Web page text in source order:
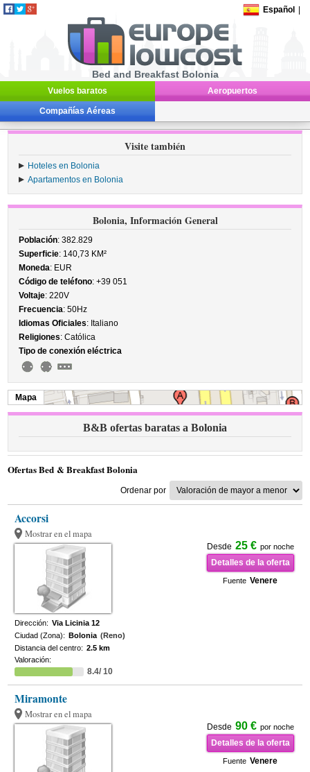
Español
Bed and Breakfast Bolonia
Vuelos baratos Aeropuertos
Compañías Aéreas
Visite también
Hoteles en Bolonia
Apartamentos en Bolonia
Bolonia, Información General
Población: 382.829
Superficie: 140,73 KM²
Moneda: EUR
Código de teléfono: +39 051
Voltaje: 220V
Frecuencia: 50Hz
Idiomas Oficiales: Italiano
Religiones: Católica
Tipo de conexión eléctrica
Mapa
B&B ofertas baratas a Bolonia
Ofertas Bed & Breakfast Bolonia
Ordenar por
Accorsi
Mostrar en el mapa
Desde 25 € por noche
Detalles de la oferta
Fuente Venere
Dirección: Via Licinia 12
Ciudad (Zona): Bolonia (Reno)
Distancia del centro: 2.5 km
Valoración:
8.4/ 10
Miramonte
Mostrar en el mapa
Desde 90 € por noche
Detalles de la oferta
Fuente Venere